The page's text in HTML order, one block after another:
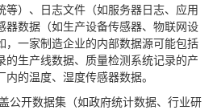
等）、日志文件（如服务器日志、应用
器数据（如生产设备传感器、物联网设
，一家制造企业的内部数据源可能包括
的生产线数据、质量检测系统记录的产
内的温度、湿度传感器数据。
公开数据集（如政府统计数据、行业研